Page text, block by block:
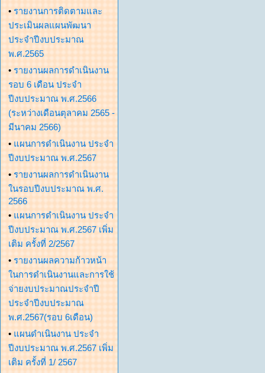
• รายงานการติดตามและ
ประเมินผลแผนพัฒนา
ประจำปีงบประมาณ
พ.ศ.2565
• รายงานผลการดำเนินงาน
รอบ 6 เดือน ประจำ
ปีงบประมาณ พ.ศ.2566
(ระหว่างเดือนตุลาคม 2565 -
มีนาคม 2566)
• แผนการดำเนินงาน ประจำ
ปีงบประมาณ พ.ศ.2567
• รายงานผลการดำเนินงาน
ในรอบปีงบประมาณ พ.ศ.
2566
• แผนการดำเนินงาน ประจำ
ปีงบประมาณ พ.ศ.2567 เพิ่ม
เติม ครั้งที่ 2/2567
• รายงานผลความก้าวหน้า
ในการดำเนินงานและการใช้
จ่ายงบประมาณประจำปี
ประจำปีงบประมาณ
พ.ศ.2567(รอบ 6เดือน)
• แผนดำเนินงาน ประจำ
ปีงบประมาณ พ.ศ.2567 เพิ่ม
เติม ครั้งที่ 1/ 2567